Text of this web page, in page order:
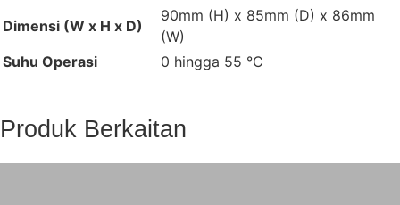
Dimensi (W x H x D)
90mm (H) x 85mm (D) x 86mm
(W)
Suhu Operasi
0 hingga 55 °C
Produk Berkaitan